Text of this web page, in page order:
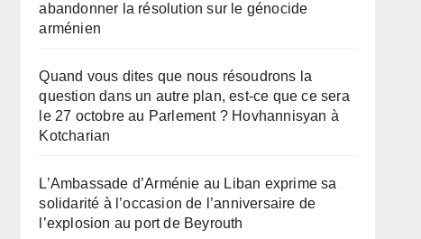
abandonner la résolution sur le génocide
arménien
Quand vous dites que nous résoudrons la
question dans un autre plan, est-ce que ce sera
le 27 octobre au Parlement ? Hovhannisyan à
Kotcharian
L’Ambassade d’Arménie au Liban exprime sa
solidarité à l’occasion de l’anniversaire de
l’explosion au port de Beyrouth